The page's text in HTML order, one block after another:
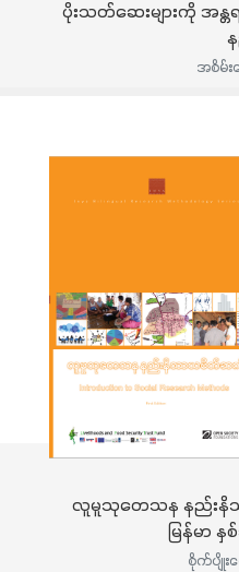
ပိုးသတ်ဆေးများကို အ
အစိမ်း
လူမူသုတေသန နည်းနိ
မြန်မာ
စိုက်ပျိုးရ